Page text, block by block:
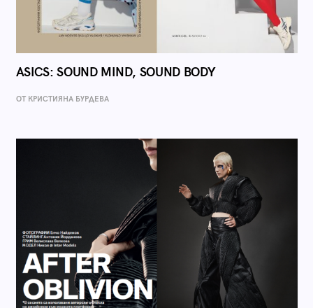
ASICS: SOUND MIND, SOUND BODY
ОТ КРИСТИЯНА БУРДЕВА